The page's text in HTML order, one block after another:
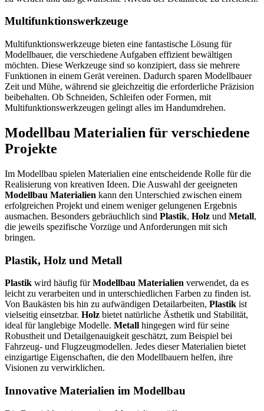
Multifunktionswerkzeuge
Multifunktionswerkzeuge bieten eine fantastische Lösung für
Modellbauer, die verschiedene Aufgaben effizient bewältigen
möchten. Diese Werkzeuge sind so konzipiert, dass sie mehrere
Funktionen in einem Gerät vereinen. Dadurch sparen Modellbauer
Zeit und Mühe, während sie gleichzeitig die erforderliche Präzision
beibehalten. Ob Schneiden, Schleifen oder Formen, mit
Multifunktionswerkzeugen gelingt alles im Handumdrehen.
Modellbau Materialien für verschiedene
Projekte
Im Modellbau spielen Materialien eine entscheidende Rolle für die
Realisierung von kreativen Ideen. Die Auswahl der geeigneten
Modellbau Materialien kann den Unterschied zwischen einem
erfolgreichen Projekt und einem weniger gelungenen Ergebnis
ausmachen. Besonders gebräuchlich sind Plastik, Holz und Metall,
die jeweils spezifische Vorzüge und Anforderungen mit sich
bringen.
Plastik, Holz und Metall
Plastik wird häufig fürModellbau Materialien verwendet, da es
leicht zu verarbeiten und in unterschiedlichen Farben zu finden ist.
Von Baukästen bis hin zu aufwändigen Detailarbeiten, Plastik ist
vielseitig einsetzbar. Holz bietet natürliche Ästhetik und Stabilität,
ideal für langlebige Modelle. Metall hingegen wird für seine
Robustheit und Detailgenauigkeit geschätzt, zum Beispiel bei
Fahrzeug- und Flugzeugmodellen. Jedes dieser Materialien bietet
einzigartige Eigenschaften, die den Modellbauern helfen, ihre
Visionen zu verwirklichen.
Innovative Materialien im Modellbau